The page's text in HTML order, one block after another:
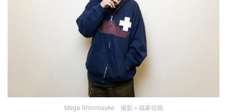
Mega Shinnosuke 撮影＝福家信哉